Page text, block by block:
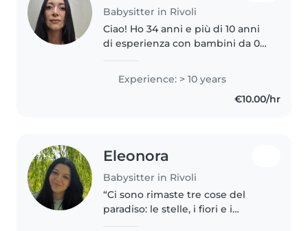
Babysitter in Rivoli
Ciao! Ho 34 anni e più di 10 anni
di esperienza con bambini da 0
iniziato a fare la babysitter a 18
anni e, da allora, prendermi cura
Experience: > 10 years
€10.00/hr
Eleonora
Babysitter in Rivoli
“Ci sono rimaste tre cose del
paradiso: le stelle, i fiori e i